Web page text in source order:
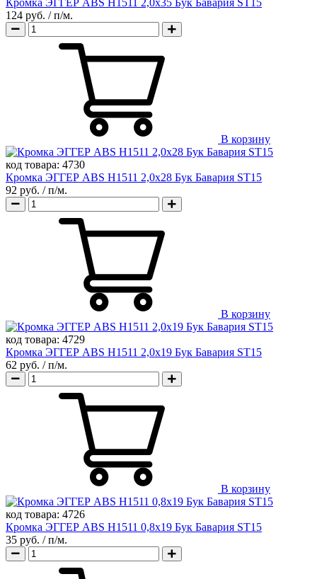
124 руб. / п/м.
В корзину
код товара: 4730
Кромка ЭГГЕР ABS H1511 2,0х28 Бук Бавария ST15
92 руб. / п/м.
В корзину
код товара: 4729
Кромка ЭГГЕР ABS H1511 2,0х19 Бук Бавария ST15
62 руб. / п/м.
В корзину
код товара: 4726
Кромка ЭГГЕР ABS H1511 0,8х19 Бук Бавария ST15
35 руб. / п/м.